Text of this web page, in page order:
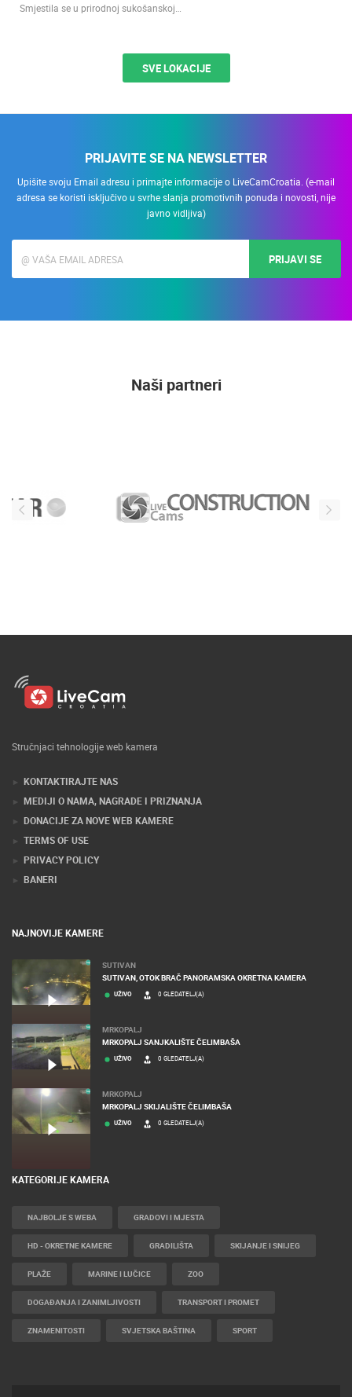
Smjestila se u prirodnoj sukošanskoj…
SVE LOKACIJE
PRIJAVITE SE NA NEWSLETTER
Upišite svoju Email adresu i primajte informacije o LiveCamCroatia. (e-mail
adresa se koristi isključivo u svrhe slanja promotivnih ponuda i novosti, nije
javno vidljiva)
PRIJAVI SE
Naši partneri
Stručnjaci tehnologije web kamera
KONTAKTIRAJTE NAS
MEDIJI O NAMA, NAGRADE I PRIZNANJA
DONACIJE ZA NOVE WEB KAMERE
TERMS OF USE
PRIVACY POLICY
BANERI
NAJNOVIJE KAMERE
SUTIVAN
SUTIVAN, OTOK BRAČ PANORAMSKA OKRETNA KAMERA
UŽIVO 0 GLEDATELJ(A)
MRKOPALJ
MRKOPALJ SANJKALIŠTE ČELIMBAŠA
UŽIVO 0 GLEDATELJ(A)
MRKOPALJ
MRKOPALJ SKIJALIŠTE ČELIMBAŠA
UŽIVO 0 GLEDATELJ(A)
KATEGORIJE KAMERA
NAJBOLJE S WEBA GRADOVI I MJESTA
HD - OKRETNE KAMERE GRADILIŠTA SKIJANJE I SNIJEG
PLAŽE MARINE I LUČICE ZOO
DOGAĐANJA I ZANIMLJIVOSTI TRANSPORT I PROMET
ZNAMENITOSTI SVJETSKA BAŠTINA SPORT